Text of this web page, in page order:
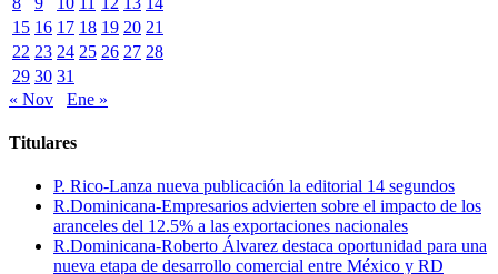
15 16 17 18 19 20 21
22 23 24 25 26 27 28
29 30 31
« Nov
Ene »
Titulares
P. Rico-Lanza nueva publicación la editorial 14 segundos
R.Dominicana-Empresarios advierten sobre el impacto de los
aranceles del 12.5% a las exportaciones nacionales
R.Dominicana-Roberto Álvarez destaca oportunidad para una
nueva etapa de desarrollo comercial entre México y RD